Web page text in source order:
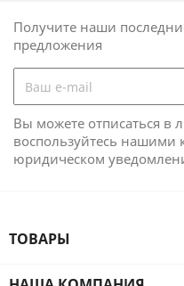
Получите наши
предложения
Вы можете отписаться в
воспользуйтесь
юридическом
ТОВАРЫ